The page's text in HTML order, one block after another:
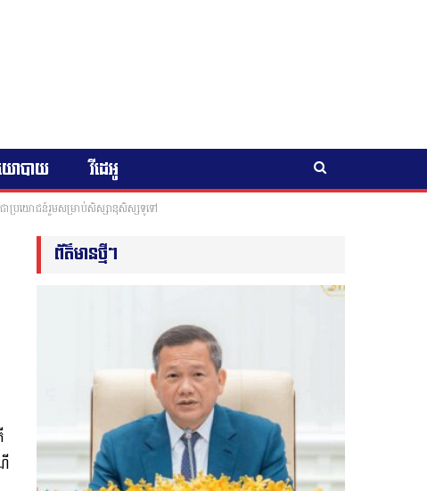
ោបាយ វីដេអូ
ប្រយោជន៍រួមសម្រាប់សិស្សានុសិស្សទូទៅ
ព័ត៌មានថ្មីៗ